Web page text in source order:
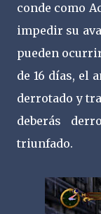
conde como
impedir su
pueden
de 16 días, el
derrotado y
deberás
triunfado.